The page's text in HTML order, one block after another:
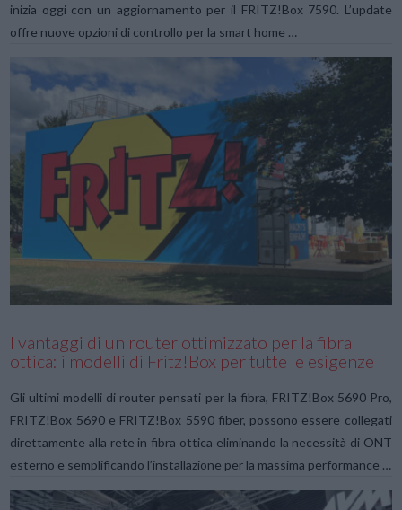
VIEW POST
inizia oggi con un aggiornamento per il FRITZ!Box 7590. L’update
offre nuove opzioni di controllo per la smart home …
I vantaggi di un router ottimizzato per la fibra
ottica: i modelli di Fritz!Box per tutte le esigenze
Gli ultimi modelli di router pensati per la fibra, FRITZ!Box 5690 Pro,
FRITZ!Box 5690 e FRITZ!Box 5590 fiber, possono essere collegati
direttamente alla rete in fibra ottica eliminando la necessità di ONT
esterno e semplificando l’installazione per la massima performance …